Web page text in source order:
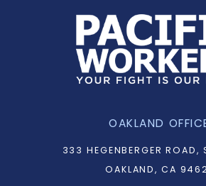
OAKLAND
333 HEGENBERGER ROAD,
OAKLAND, CA